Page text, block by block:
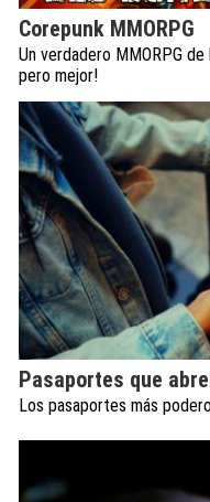
Corepunk MMORPG
Un verdadero MMORPG
pero mejor!
Pasaportes que
Los pasaportes más